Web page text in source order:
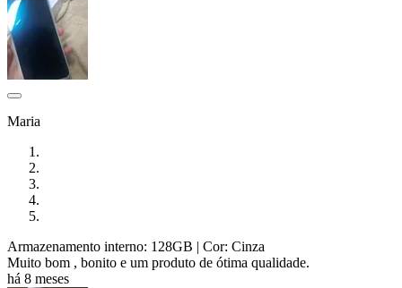
Maria
Armazenamento interno: 128GB | Cor: Cinza
Muito bom , bonito e um produto de ótima qualidade.
há 8 meses